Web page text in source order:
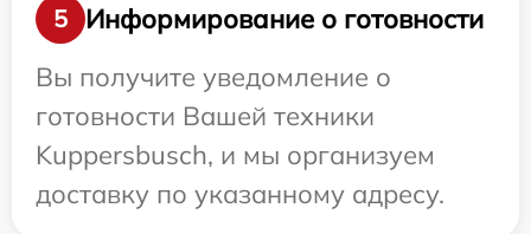
5
Информирование о готовности
Вы получите уведомление о
готовности Вашей техники
Kuppersbusch, и мы организуем
доставку по указанному адресу.